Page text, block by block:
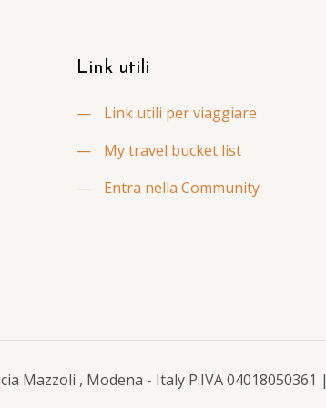
Link utili
—
Link utili per viaggiare
—
My travel bucket list
—
Entra nella Community
Mazzoli , Modena - Italy P.IVA 04018050361 |